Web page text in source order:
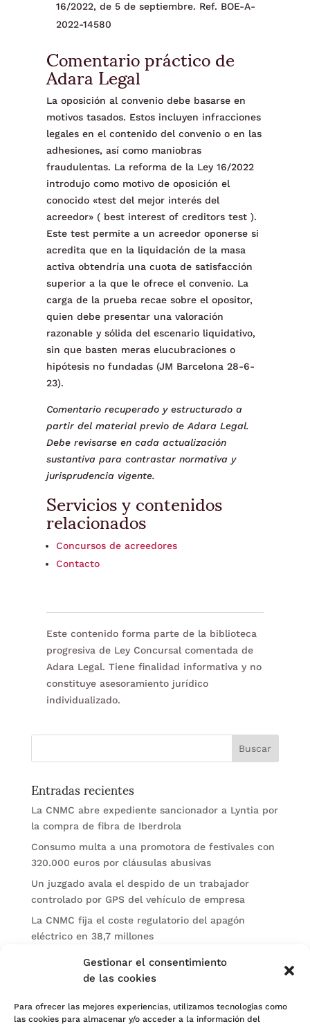
Gestionar el consentimiento
de las cookies
Para ofrecer las mejores experiencias, utilizamos tecnologías como
las cookies para almacenar y/o acceder a la información del
16/2022, de 5 de septiembre. Ref. BOE-A-
2022-14580
Comentario práctico de
Adara Legal
La oposición al convenio debe basarse en
motivos tasados. Estos incluyen infracciones
legales en el contenido del convenio o en las
adhesiones, así como maniobras
fraudulentas. La reforma de la Ley 16/2022
introdujo como motivo de oposición el
conocido «test del mejor interés del
acreedor» ( best interest of creditors test ).
Este test permite a un acreedor oponerse si
acredita que en la liquidación de la masa
activa obtendría una cuota de satisfacción
superior a la que le ofrece el convenio. La
carga de la prueba recae sobre el opositor,
quien debe presentar una valoración
razonable y sólida del escenario liquidativo,
sin que basten meras elucubraciones o
hipótesis no fundadas (JM Barcelona 28-6-
23).
Comentario recuperado y estructurado a
partir del material previo de Adara Legal.
Debe revisarse en cada actualización
sustantiva para contrastar normativa y
jurisprudencia vigente.
Servicios y contenidos
relacionados
Concursos de acreedores
Contacto
Este contenido forma parte de la biblioteca
progresiva de Ley Concursal comentada de
Adara Legal. Tiene finalidad informativa y no
constituye asesoramiento jurídico
individualizado.
Entradas recientes
La CNMC abre expediente sancionador a Lyntia por
la compra de fibra de Iberdrola
Consumo multa a una promotora de festivales con
320.000 euros por cláusulas abusivas
Un juzgado avala el despido de un trabajador
controlado por GPS del vehículo de empresa
La CNMC fija el coste regulatorio del apagón
eléctrico en 38,7 millones
El BOE publica sanciones de la CNMV a Soltec y
Categorías